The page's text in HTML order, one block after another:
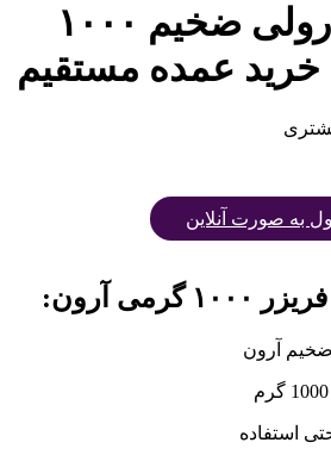
کیسه فریزر رولی ضخیم ۱۰۰۰
عمده مستقیم
به صورت آنلاین
آرون:
آرون
استفاده